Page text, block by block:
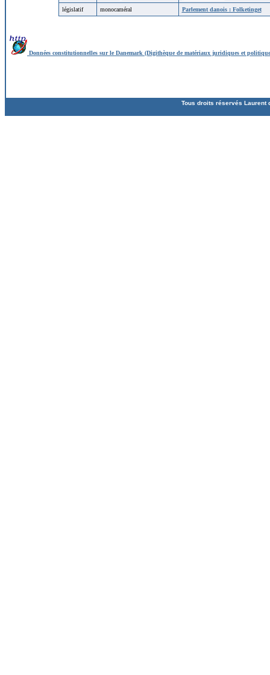
législatif
monocaméral Parlement danois : Folketinget
Données constitutionnelles sur le Danemark (Digithèque de matériaux juridiques et
Tous droits réservés Laurent